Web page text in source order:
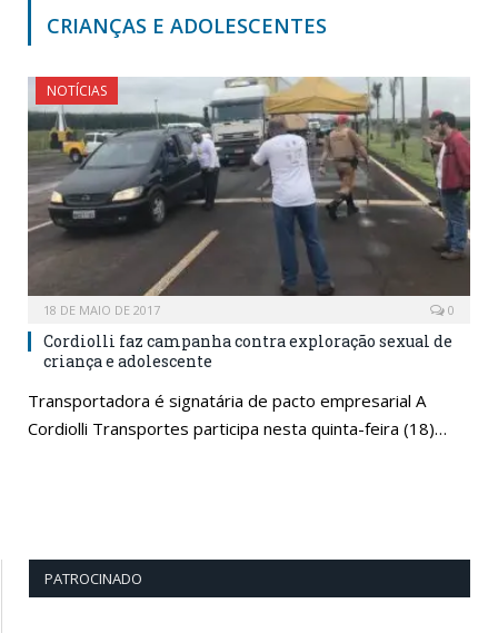
CRIANÇAS E ADOLESCENTES
NOTÍCIAS
18 DE MAIO DE 2017 0
Cordiolli faz campanha contra exploração sexual de
criança e adolescente
Transportadora é signatária de pacto empresarial A
Cordiolli Transportes participa nesta quinta-feira (18)…
PATROCINADO